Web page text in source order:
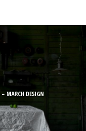
– MARCH DESIGN